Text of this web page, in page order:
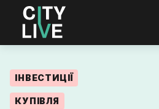
ІНВЕСТИЦІЇ
КУПІВЛЯ